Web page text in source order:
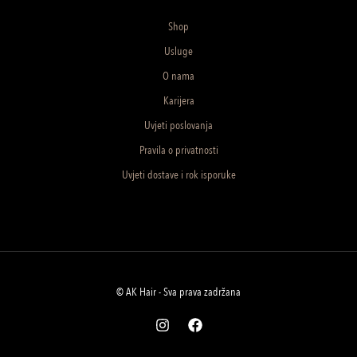
Shop
Usluge
O nama
Karijera
Uvjeti poslovanja
Pravila o privatnosti
Uvjeti dostave i rok isporuke
© AK Hair - Sva prava zadržana